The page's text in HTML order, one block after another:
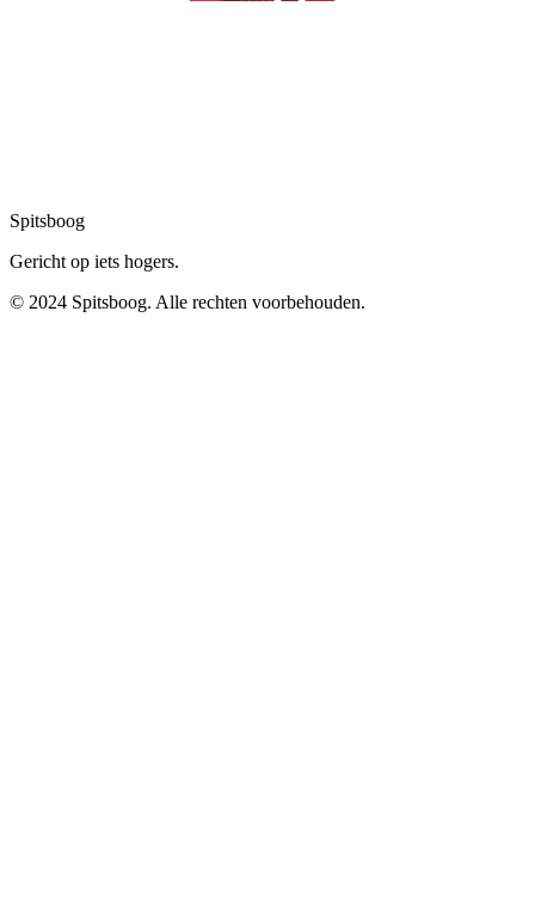
Spitsboog
Gericht op iets hogers.
© 2024 Spitsboog. Alle rechten voorbehouden.